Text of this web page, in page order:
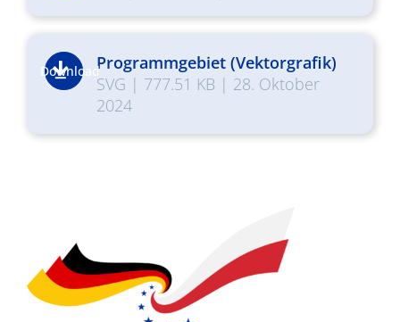
DownloadProgrammgebiet (Vektorgrafik)
SVG | 777.51 KB | 28. Oktober
2024